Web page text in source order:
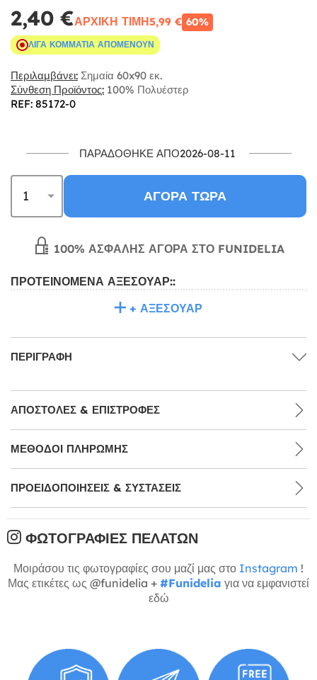
2,40 €ΑΡΧΙΚΉ ΤΙΜΉ5,99 € 60%
ΛΊΓΑ ΚΟΜΜΆΤΙΑ ΑΠΟΜΈΝΟΥΝ
Περιλαμβάνει: Σημαία 60x90 εκ.
Σύνθεση Προϊόντος: 100% Πολυέστερ
REF: 85172-0
ΠΑΡΑΔΌΘΗΚΕ ΑΠΌ2026-08-11
ΑΓΟΡΆ ΤΏΡΑ
100% ΑΣΦΑΛΉΣ ΑΓΟΡΆ ΣΤΟ FUNIDELIA
ΠΡΟΤΕΙΝΌΜΕΝΑ ΑΞΕΣΟΥΆΡ::
+ ΑΞΕΣΟΥΆΡ
ΠΕΡΙΓΡΑΦΉ
ΑΠΟΣΤΟΛΈΣ & ΕΠΙΣΤΡΟΦΈΣ
ΜΕΘΌΔΟΙ ΠΛΗΡΩΜΉΣ
ΠΡΟΕΙΔΟΠΟΙΉΣΕΙΣ & ΣΥΣΤΆΣΕΙΣ
ΦΩΤΟΓΡΑΦΊΕΣ ΠΕΛΑΤΏΝ
Μοιράσου τις φωτογραφίες σου μαζί μας στο Instagram !
Μας ετικέτες ως @funidelia + #Funidelia για να εμφανιστεί
εδώ